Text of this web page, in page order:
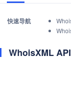
快速导航
WhoisXML